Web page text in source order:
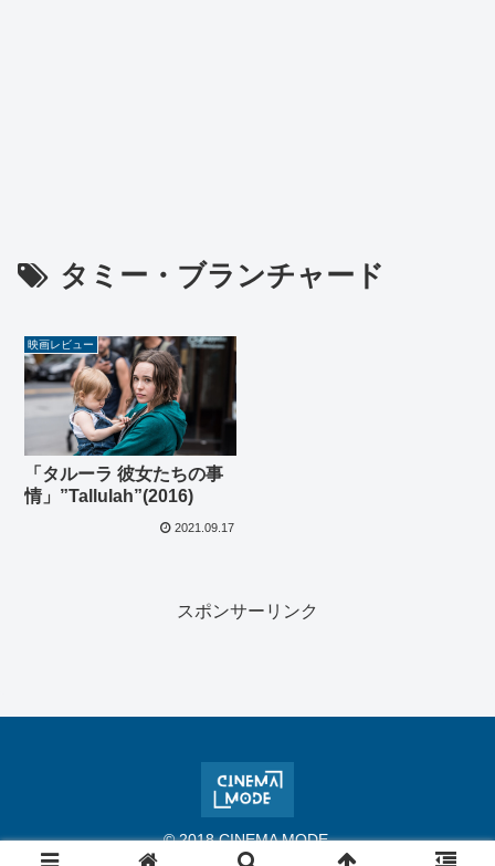
タミー・ブランチャード
映画レビュー
「タルーラ 彼女たちの事
情」”Tallulah”(2016)
2021.09.17
スポンサーリンク
© 2018 CINEMA MODE.